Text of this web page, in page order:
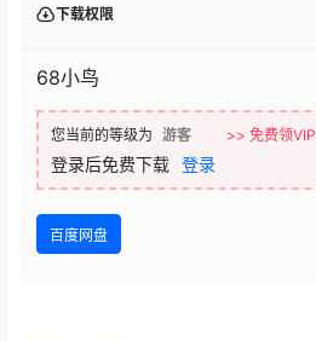
下载权限
68小鸟
您当前的等级为 游客 >> 免费领VIP
登录后免费下载 登录
百度网盘